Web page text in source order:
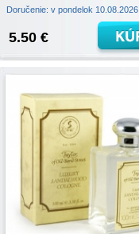
Doručenie: v pondelok
5.50 €